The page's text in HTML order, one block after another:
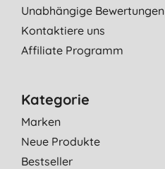
Unabhängige Bewertungen
Kontaktiere uns
Affiliate Programm
Kategorie
Marken
Neue Produkte
Bestseller